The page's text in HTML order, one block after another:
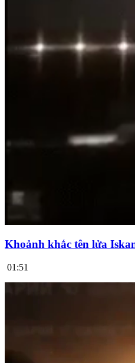
Khoảnh khắc tên lửa
01:51